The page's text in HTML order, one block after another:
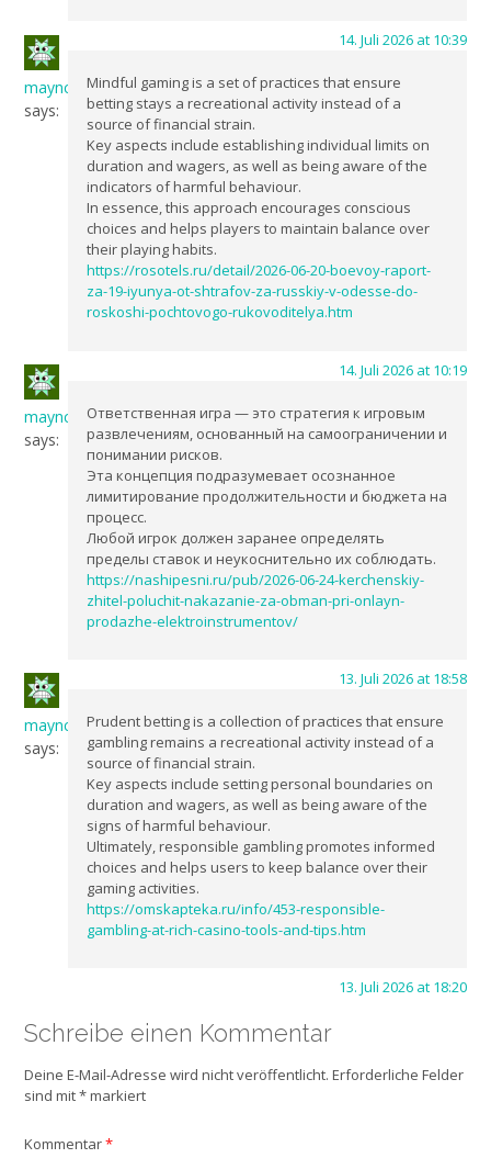
14. Juli 2026 at 10:39
maync
says:
Mindful gaming is a set of practices that ensure
betting stays a recreational activity instead of a
source of financial strain.
Key aspects include establishing individual limits on
duration and wagers, as well as being aware of the
indicators of harmful behaviour.
In essence, this approach encourages conscious
choices and helps players to maintain balance over
their playing habits.
https://rosotels.ru/detail/2026-06-20-boevoy-raport-
za-19-iyunya-ot-shtrafov-za-russkiy-v-odesse-do-
roskoshi-pochtovogo-rukovoditelya.htm
14. Juli 2026 at 10:19
maync
says:
Ответственная игра — это стратегия к игровым
развлечениям, основанный на самоограничении и
понимании рисков.
Эта концепция подразумевает осознанное
лимитирование продолжительности и бюджета на
процесс.
Любой игрок должен заранее определять
пределы ставок и неукоснительно их соблюдать.
https://nashipesni.ru/pub/2026-06-24-kerchenskiy-
zhitel-poluchit-nakazanie-za-obman-pri-onlayn-
prodazhe-elektroinstrumentov/
13. Juli 2026 at 18:58
maync
says:
Prudent betting is a collection of practices that ensure
gambling remains a recreational activity instead of a
source of financial strain.
Key aspects include setting personal boundaries on
duration and wagers, as well as being aware of the
signs of harmful behaviour.
Ultimately, responsible gambling promotes informed
choices and helps users to keep balance over their
gaming activities.
https://omskapteka.ru/info/453-responsible-
gambling-at-rich-casino-tools-and-tips.htm
13. Juli 2026 at 18:20
Schreibe einen Kommentar
Deine E-Mail-Adresse wird nicht veröffentlicht. Erforderliche Felder
sind mit*markiert
Kommentar*